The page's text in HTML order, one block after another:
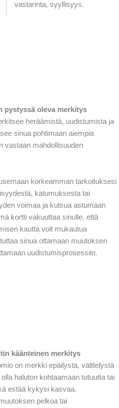
vastarinta, syyllisyys.
pystyssä oleva merkitys
heräämistä, uudistumista ja
sinua pohtimaan aiempia
vastaan mahdollisuuden
korkeamman tarkoituksesi
katumuksesta tai
voimaa ja kutsua astumaan
kortti vakuuttaa sinulle, että
kautta voit mukautua
sinua ottamaan muutoksen
uudistumisprosessiin.
käänteinen merkitys
on merkki epäilystä, välttelystä
haluton kohtaamaan totuutta tai
estää kykysi kasvaa.
pelkoa tai